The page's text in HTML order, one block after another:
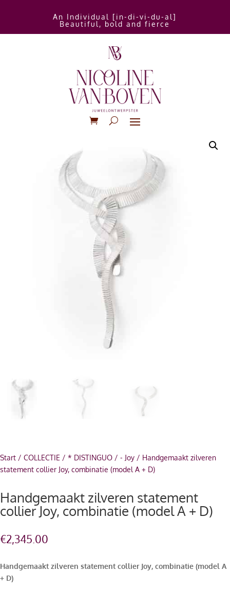
An Individual [in-di-vi-du-al]
Beautiful, bold and fierce
Start / COLLECTIE / * DISTINGUO / - Joy / Handgemaakt zilveren
statement collier Joy, combinatie (model A + D)
Handgemaakt zilveren statement
collier Joy, combinatie (model A + D)
€2,345.00
Handgemaakt zilveren statement collier Joy, combinatie (model A
+ D)